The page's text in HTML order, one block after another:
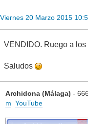
Viernes 20 Marzo 2015
VENDIDO. Ruego a
Saludos
Archidona (Málaga) -
m YouTube